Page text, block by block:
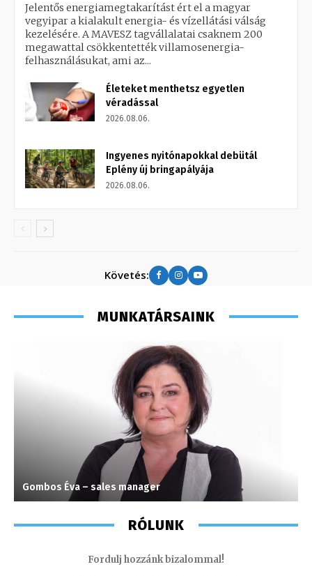
Jelentős energiamegtakarítást ért el a magyar
vegyipar a kialakult energia- és vízellátási válság
kezelésére. A MAVESZ tagvállalatai csaknem 200
megawattal csökkentették villamosenergia-
felhasználásukat, ami az...
Életeket menthetsz egyetlen
véradással
2026.08.06.
Ingyenes nyitónapokkal debütál
Eplény új bringapályája
2026.08.06.
Követés:
MUNKATÁRSAINK
Gombos Éva – sales manager
RÓLUNK
Fordulj hozzánk bizalommal!